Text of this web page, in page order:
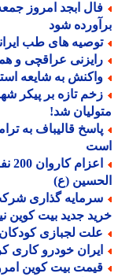
شود
های طب ایرانی
عراقچی و
به شایعه
تازه بر پیکر شهر
شد!
قالیباف به
اعزام
(ع)
گذاری شرکت
جدید بیت کوین
لجبازی کودکان با
خودرو کاری کرد
بیت کوین امروز 14 مرداد 1405 چقدر است؟